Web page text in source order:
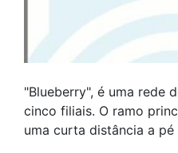
"Blueberry", é uma rede
cinco filiais. O ramo
uma curta distância a pé